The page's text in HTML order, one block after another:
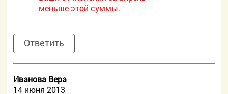
меньше этой суммы.
Ответить
Иванова Вера
14 июня 2013